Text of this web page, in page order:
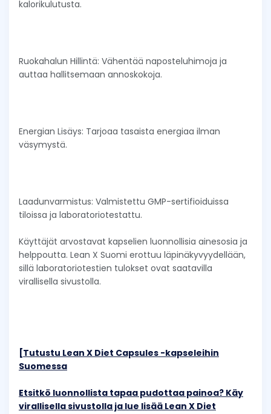
kalorikulutusta.
Ruokahalun Hillintä: Vähentää naposteluhimoja ja
auttaa hallitsemaan annoskokoja.
Energian Lisäys: Tarjoaa tasaista energiaa ilman
väsymystä.
Laadunvarmistus: Valmistettu GMP-sertifioiduissa
tiloissa ja laboratoriotestattu.
Käyttäjät arvostavat kapselien luonnollisia ainesosia ja
helppoutta. Lean X Suomi erottuu läpinäkyvyydellään,
sillä laboratoriotestien tulokset ovat saatavilla
virallisella sivustolla.
[Tutustu Lean X Diet Capsules -kapseleihin
Suomessa
Etsitkö luonnollista tapaa pudottaa painoa? Käy
virallisella sivustolla ja lue lisää Lean X Diet